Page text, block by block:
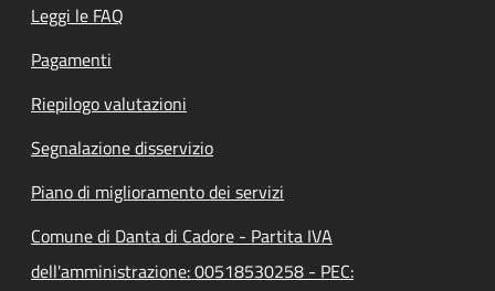
Leggi le FAQ
Pagamenti
Riepilogo valutazioni
Segnalazione disservizio
Piano di miglioramento dei servizi
Comune di Danta di Cadore - Partita IVA
dell'amministrazione: 00518530258 - PEC: